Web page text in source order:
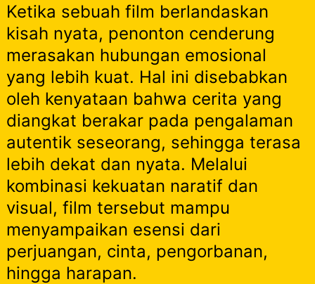
Ketika sebuah film berlandaskan
kisah nyata, penonton cenderung
merasakan hubungan emosional
yang lebih kuat. Hal ini disebabkan
oleh kenyataan bahwa cerita yang
diangkat berakar pada pengalaman
autentik seseorang, sehingga terasa
lebih dekat dan nyata. Melalui
kombinasi kekuatan naratif dan
visual, film tersebut mampu
menyampaikan esensi dari
perjuangan, cinta, pengorbanan,
hingga harapan.